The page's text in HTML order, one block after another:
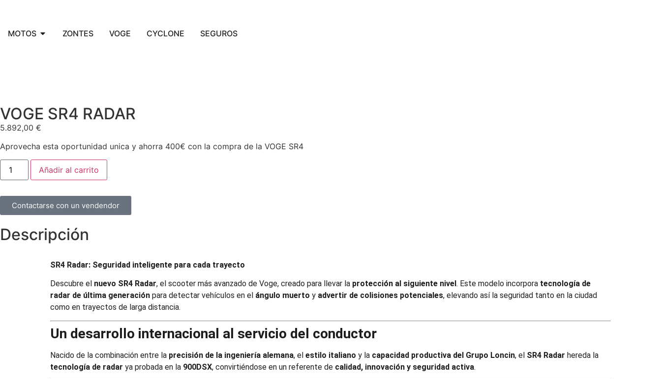
MOTOS ZONTES VOGE CYCLONE SEGUROS
VOGE SR4 RADAR
5.892,00 €
Aprovecha esta oportunidad unica y ahorra 400€ con la compra de la VOGE SR4
Añadir al carrito
Contactarse con un vendendor
Descripción
SR4 Radar: Seguridad inteligente para cada trayecto
Descubre el nuevo SR4 Radar, el scooter más avanzado de Voge, creado para llevar la protección al siguiente nivel . Este modelo incorpora tecnología de
radar de última generación para detectar vehículos en el ángulo muerto y advertir de colisiones potenciales, elevando así la seguridad tanto en la ciudad
como en trayectos de larga distancia.
Un desarrollo internacional al servicio del conductor
Nacido de la combinación entre la precisión de la ingeniería alemana, el estilo italiano y la capacidad productiva del Grupo Loncin, el SR4 Radar hereda la
tecnología de radar ya probada en la 900DSX, convirtiéndose en un referente de calidad, innovación y seguridad activa.